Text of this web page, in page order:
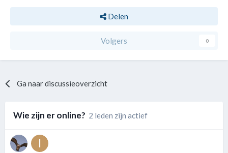
Delen
Volgers 0
Ga naar discussieoverzicht
Wie zijn er online? 2 leden zijn actief